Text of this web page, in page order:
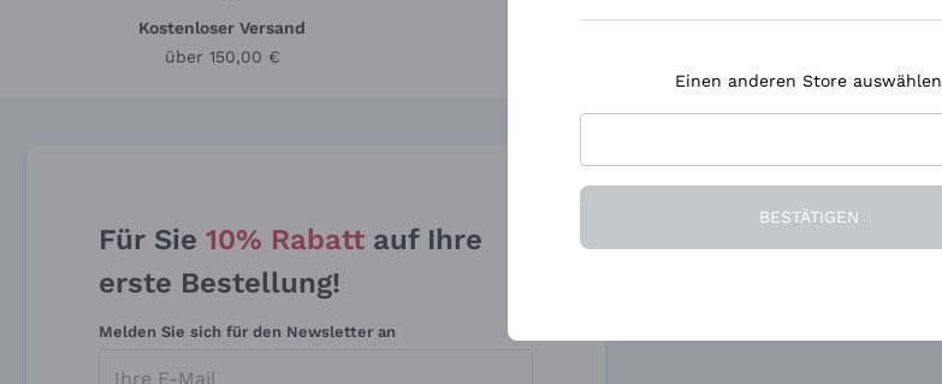
Kostenloser Versand
über 150,00 €
Für Sie 10% Rabatt auf Ihre
erste Bestellung!
Melden Sie sich für den Newsletter an
Die Firma
Einen anderen Store auswählen
BESTÄTIGEN